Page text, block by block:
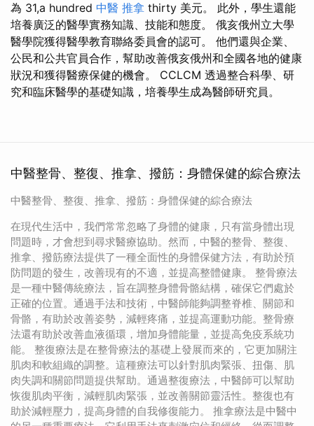
為 31,a hundred 中醫 推拿 thirty 美元。 此外，學生還能
培養廣泛的醫學實務知識、技能和態度。 俄亥俄州立大學
醫學院獲得醫學教育聯絡委員會的認可。 他們還與企業、
公民和公共官員合作，幫助改善俄亥俄州和全國各地的健康
狀況和獲得醫療保健的機會。 CCLCM 透過整合科學、研
究和臨床醫學的基礎知識，培養學生成為醫師研究員。
中醫整骨、整復、推拿、撥筋：身體保健的綜合療法
中醫整骨、整復、推拿、撥筋：身體保健的綜合療法
在現代生活中，我們常常忽略了身體的健康，只有當身體出現
問題時，才會想到尋求醫療協助。然而，中醫的整骨、整復、
推拿、撥筋療法提供了一種全面性的身體保健方法，有助於預
防問題的發生，改善現有的不適，並提高整體健康。 整骨療法
是一種中醫傳統療法，旨在調整身體骨骼結構，確保它們處於
正確的位置。通過手法和技術，中醫師能夠調整脊椎、關節和
骨骼，有助於改善姿勢，減輕疼痛，並提高運動功能。整骨療
法還有助於改善血液循環，增加身體能量，並提高免疫系統功
能。 整復療法是在整骨療法的基礎上發展而來的，它更加關注
肌肉和軟組織的調整。這種療法可以針對肌肉緊張、扭傷、肌
肉失調和關節問題提供幫助。通過整復療法，中醫師可以幫助
恢復肌肉平衡，減輕肌肉緊張，並改善關節靈活性。整復也有
助於減輕壓力，提高身體的自我修復能力。 推拿療法是中醫中